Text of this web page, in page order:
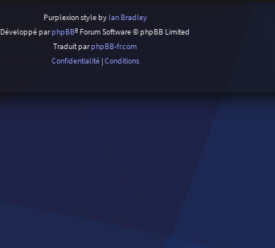
Purplexion style by Ian Bradley
Développé parphpBB® Forum Software © phpBB Limited
Traduit parphpBB-fr.com
Confidentialité|Conditions